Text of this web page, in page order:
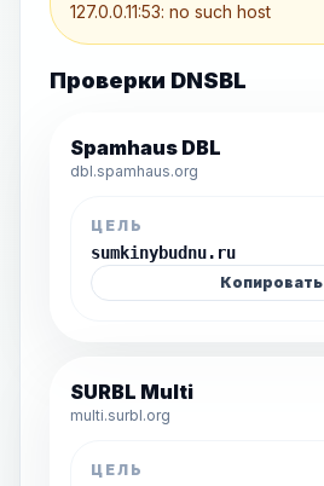
127.0.0.11:53: no such host
Проверки DNSBL
Spamhaus DBL
dbl.spamhaus.org
ЦЕЛЬ
sumkinybudnu.ru
Копировать
SURBL Multi
multi.surbl.org
ЦЕЛЬ